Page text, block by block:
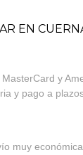
EN
y
y pago a
muy